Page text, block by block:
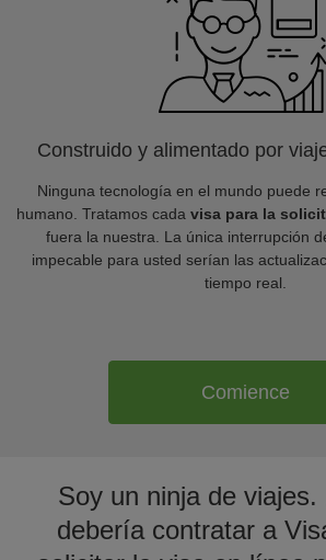
Construido y alimentado por
Ninguna tecnología en el mundo puede
humano. Tratamos cada visa para la
fuera la nuestra. La única interrupción
impecable para usted serían las
tiempo real.
Comience
Soy un ninja de
debería contratar a